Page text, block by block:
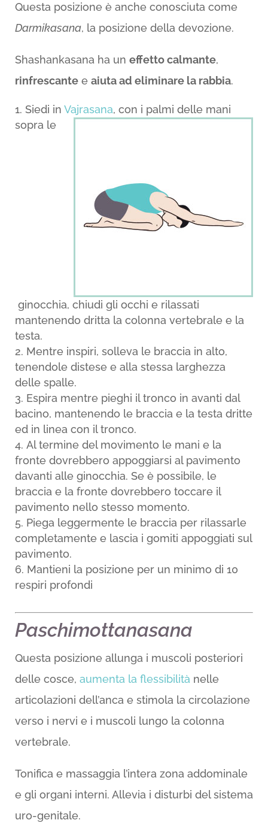
Questa posizione è anche conosciuta come
Darmikasana, la posizione della devozione.
Shashankasana ha un effetto calmante,
rinfrescantee aiuta ad eliminare la rabbia.
Siedi in Vajrasana, con i palmi delle mani
sopra le
ginocchia, chiudi gli occhi e rilassati
mantenendo dritta la colonna vertebrale e la
testa.
Mentre inspiri, solleva le braccia in alto,
tenendole distese e alla stessa larghezza
delle spalle.
Espira mentre pieghi il tronco in avanti dal
bacino, mantenendo le braccia e la testa dritte
ed in linea con il tronco.
Al termine del movimento le mani e la
fronte dovrebbero appoggiarsi al pavimento
davanti alle ginocchia. Se è possibile, le
braccia e la fronte dovrebbero toccare il
pavimento nello stesso momento.
Piega leggermente le braccia per rilassarle
completamente e lascia i gomiti appoggiati sul
pavimento.
Mantieni la posizione per un minimo di 10
respiri profondi
Paschimottanasana
Questa posizione allunga i muscoli posteriori
delle cosce, aumenta la flessibilità nelle
articolazioni dell’anca e stimola la circolazione
verso i nervi e i muscoli lungo la colonna
vertebrale.
Tonifica e massaggia l’intera zona addominale
e gli organi interni. Allevia i disturbi del sistema
uro-genitale.